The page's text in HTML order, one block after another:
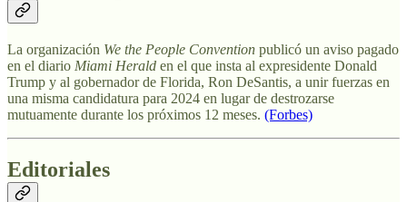
La organización We the People Convention publicó un aviso pagado
en el diario Miami Herald en el que insta al expresidente Donald
Trump y al gobernador de Florida, Ron DeSantis, a unir fuerzas en
una misma candidatura para 2024 en lugar de destrozarse
mutuamente durante los próximos 12 meses. (Forbes)
Editoriales